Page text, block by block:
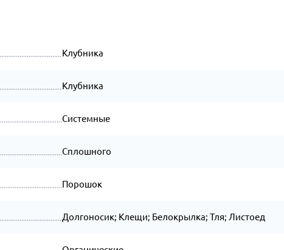
Клубника
Клубника
Системные
Сплошного
Порошок
Долгоносик; Клещи; Белокрылка; Тля; Листоед